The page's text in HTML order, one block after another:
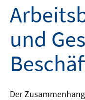
und
Der